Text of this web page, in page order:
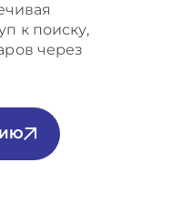
к поиску,
через